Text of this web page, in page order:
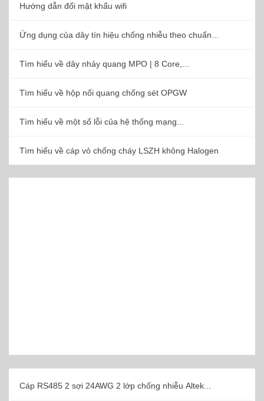
Hướng dẫn đổi mật khẩu wifi
Ứng dụng của dây tín hiệu chống nhiễu theo chuẩn...
Tìm hiểu về dây nhảy quang MPO | 8 Core,...
Tìm hiểu về hộp nối quang chống sét OPGW
Tìm hiểu về một số lỗi của hệ thống mạng...
Tìm hiểu về cáp vỏ chống cháy LSZH không Halogen
Cáp RS485 2 sợi 24AWG 2 lớp chống nhiễu Altek...